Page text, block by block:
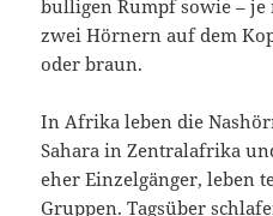
bulligen Rumpf sowie – je
zwei Hörnern auf dem
oder braun.
In Afrika leben die
Sahara in Zentralafrika
eher Einzelgänger, leben
Gruppen. Tagsüber